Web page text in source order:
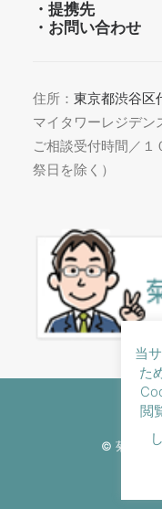
・ 提携先
・ お問い合わせ
住所： 東京都渋谷区
マイタワーレジデン
ご相談受付時間／
祭日を除く）
© 菊池会
当
た
閲